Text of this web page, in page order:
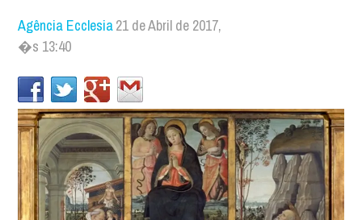
Agência Ecclesia21 de Abril de 2017,
�s 13:40